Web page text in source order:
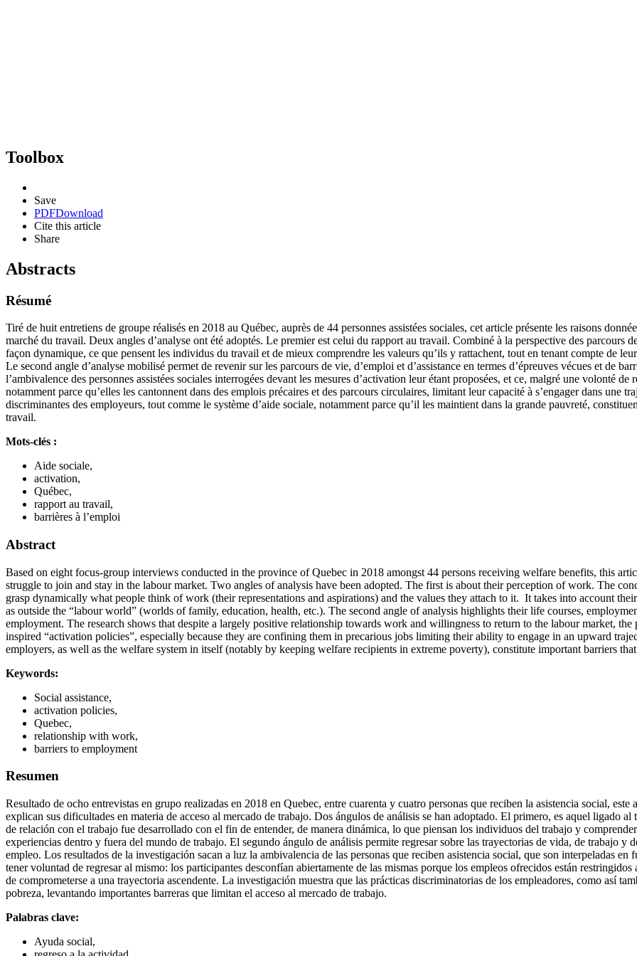
Toolbox
Save
PDFDownload
Cite this article
Share
Abstracts
Résumé
Tiré de huit entretiens de groupe réalisés en 2018 au Québec, auprès de 44 personnes assistées sociales, cet article présente les raisons
marché du travail. Deux angles d’analyse ont été adoptés. Le premier est celui du rapport au travail. Combiné à la perspective des parcours
façon dynamique, ce que pensent les individus du travail et de mieux comprendre les valeurs qu’ils y rattachent, tout en tenant compte de
Le second angle d’analyse mobilisé permet de revenir sur les parcours de vie, d’emploi et d’assistance en termes d’épreuves vécues et de
l’ambivalence des personnes assistées sociales interrogées devant les mesures d’activation leur étant proposées, et ce, malgré une volonté
notamment parce qu’elles les cantonnent dans des emplois précaires et des parcours circulaires, limitant leur capacité à s’engager dans une
discriminantes des employeurs, tout comme le système d’aide sociale, notamment parce qu’il les maintient dans la grande pauvreté,
travail.
Mots-clés :
Aide sociale,
activation,
Québec,
rapport au travail,
barrières à l’emploi
Abstract
Based on eight focus-group interviews conducted in the province of Quebec in 2018 amongst 44 persons receiving welfare benefits, this
struggle to join and stay in the labour market. Two angles of analysis have been adopted. The first is about their perception of work. The
grasp dynamically what people think of work (their representations and aspirations) and the values they attach to it. It takes into account
as outside the “labour world” (worlds of family, education, health, etc.). The second angle of analysis highlights their life courses,
employment. The research shows that despite a largely positive relationship towards work and willingness to return to the labour market,
inspired “activation policies”, especially because they are confining them in precarious jobs limiting their ability to engage in an upward
employers, as well as the welfare system in itself (notably by keeping welfare recipients in extreme poverty), constitute important barriers
Keywords:
Social assistance,
activation policies,
Quebec,
relationship with work,
barriers to employment
Resumen
Resultado de ocho entrevistas en grupo realizadas en 2018 en Quebec, entre cuarenta y cuatro personas que reciben la asistencia social,
explican sus dificultades en materia de acceso al mercado de trabajo. Dos ángulos de análisis se han adoptado. El primero, es aquel ligado
de relación con el trabajo fue desarrollado con el fin de entender, de manera dinámica, lo que piensan los individuos del trabajo y
experiencias dentro y fuera del mundo de trabajo. El segundo ángulo de análisis permite regresar sobre las trayectorias de vida, de trabajo y
empleo. Los resultados de la investigación sacan a luz la ambivalencia de las personas que reciben asistencia social, que son interpeladas
tener voluntad de regresar al mismo: los participantes desconfían abiertamente de las mismas porque los empleos ofrecidos están
de comprometerse a una trayectoria ascendente. La investigación muestra que las prácticas discriminatorias de los empleadores, como así
pobreza, levantando importantes barreras que limitan el acceso al mercado de trabajo.
Palabras clave:
Ayuda social,